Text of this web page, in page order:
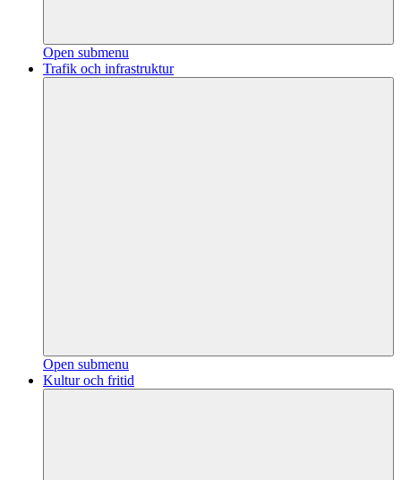
Open submenu
Trafik och infrastruktur
Open submenu
Kultur och fritid